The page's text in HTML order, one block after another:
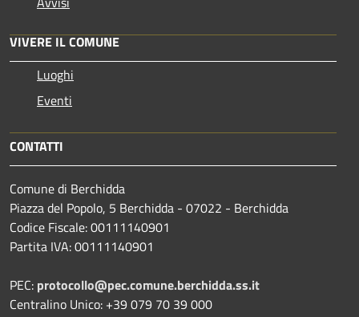
VIVERE IL COMUNE
Luoghi
Eventi
CONTATTI
Comune di Berchidda
Piazza del Popolo, 5 Berchidda - 07022 - Berchidda
Codice Fiscale: 00111140901
Partita IVA: 00111140901
PEC: protocollo@pec.comune.berchidda.ss.it
Centralino Unico: +39 079 70 39 000